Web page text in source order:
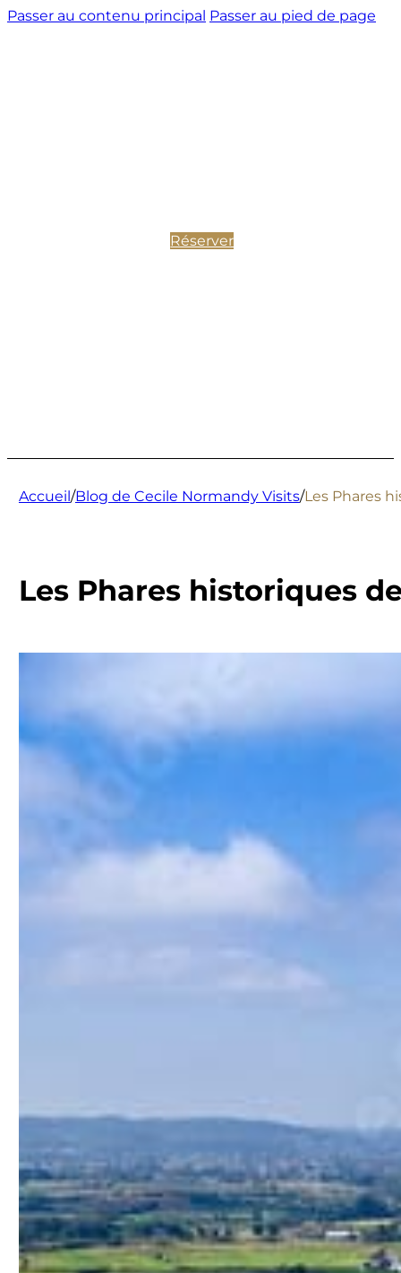
Passer au contenu principal Passer au pied de page
Réserver
Accueil/Blog de Cecile Normandy Visits/Les Phares
Les Phares historiques